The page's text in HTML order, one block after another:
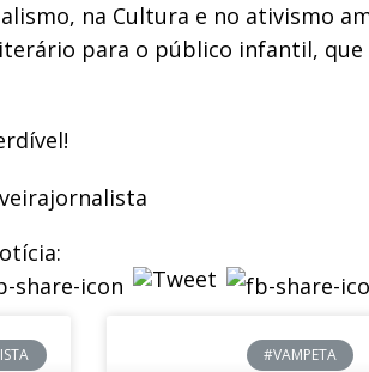
na Cultura e no ativismo
para o público infantil, que
#VAMPETA